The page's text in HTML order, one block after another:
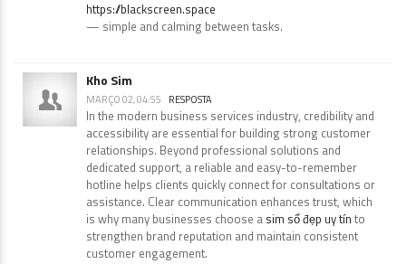
https://blackscreen.space
— simple and calming between tasks.
Kho Sim
MARÇO 02, 04:55 RESPOSTA
In the modern business services industry, credibility and
accessibility are essential for building strong customer
relationships. Beyond professional solutions and
dedicated support, a reliable and easy-to-remember
hotline helps clients quickly connect for consultations or
assistance. Clear communication enhances trust, which
is why many businesses choose a sim số đẹp uy tín to
strengthen brand reputation and maintain consistent
customer engagement.